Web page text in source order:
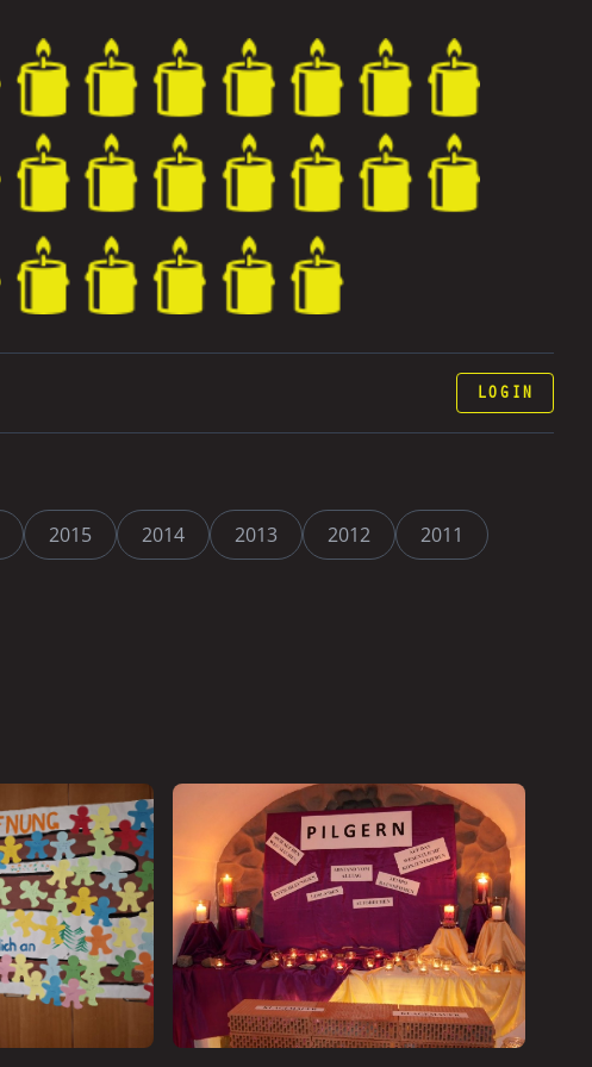
LOGIN
2015 2014 2013 2012 2011